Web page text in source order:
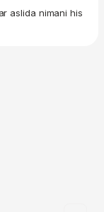
aslida nimani his